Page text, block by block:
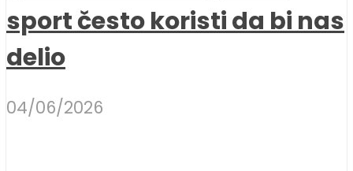
sport često koristi da bi nas
delio
04/06/2026